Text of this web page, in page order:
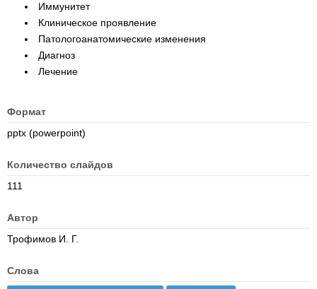
Иммунитет
Клиническое проявление
Патологоанатомические изменения
Диагноз
Лечение
Формат
pptx (powerpoint)
Количество слайдов
111
Автор
Трофимов И. Г.
Слова